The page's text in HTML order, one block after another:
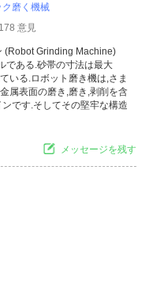
ク磨く機械
178 意見
(Robot Grinding Machine)
である.砂帯の寸法は最大
いる.ロボット磨き機は,さま
属表面の磨き,磨き,剥削を含
です.そしてその堅牢な構造
メッセージを残す